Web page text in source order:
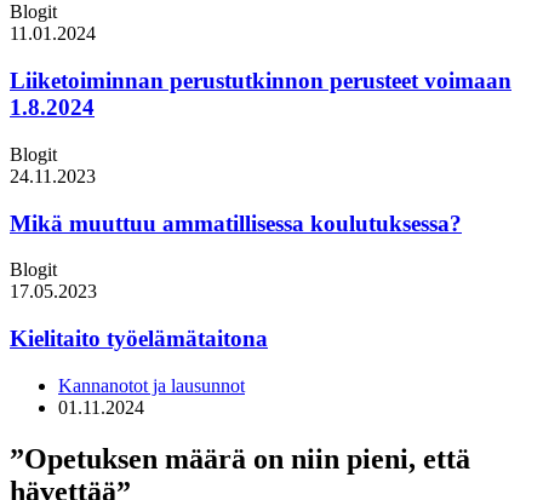
Blogit
11.01.2024
Liiketoiminnan perustutkinnon perusteet voimaan
1.8.2024
Blogit
24.11.2023
Mikä muuttuu ammatillisessa koulutuksessa?
Blogit
17.05.2023
Kielitaito työelämätaitona
Kannanotot ja lausunnot
01.11.2024
”Opetuksen määrä on niin pieni, että
hävettää”